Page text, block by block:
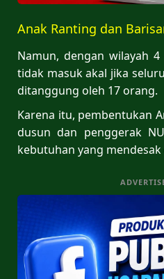
Anak Ranting dan
Namun, dengan wilayah
tidak masuk akal jika
ditanggung oleh 17 orang.
Karena itu, pembentukan
dusun dan penggerak
kebutuhan yang mendesak